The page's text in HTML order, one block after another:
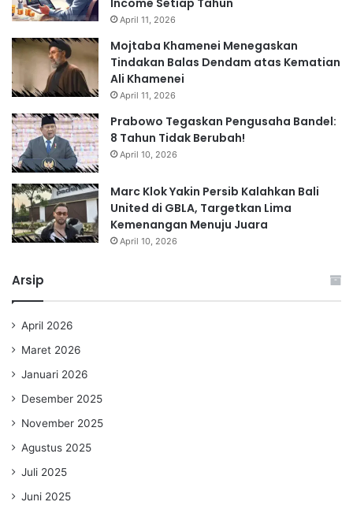
April 11, 2026
Mojtaba Khamenei Menegaskan
Tindakan Balas Dendam atas Kematian
Ali Khamenei
April 11, 2026
Prabowo Tegaskan Pengusaha Bandel:
8 Tahun Tidak Berubah!
April 10, 2026
Marc Klok Yakin Persib Kalahkan Bali
United di GBLA, Targetkan Lima
Kemenangan Menuju Juara
April 10, 2026
Arsip
April 2026
Maret 2026
Januari 2026
Desember 2025
November 2025
Agustus 2025
Juli 2025
Juni 2025